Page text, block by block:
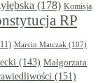
(178) Komisja
RP
Marcin Matczak (107)
(143) Małgorzata
(151)